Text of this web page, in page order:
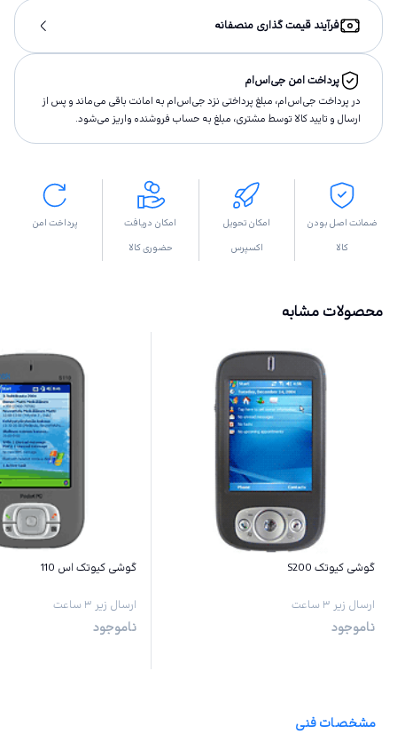
فرآیند قیمت گذاری منصفانه
پرداخت امن جی‌اس‌ام
در پرداخت جی‌اس‌ام، مبلغ پرداختى نزد جی‌اس‌ام به امانت باقى مى‌ماند و پس از
ارسال و تاييد كالا توسط مشتری، مبلغ به حساب فروشنده واريز مى‌شود.
ضمانت اصل بودن
کالا
امکان تحویل
اکسپرس
امکان دریافت
حضوری کالا
پرداخت امن
محصولات مشابه
گوشی کیوتک S200
ارسال زیر ۳ ساعت
ناموجود
گوشی کیوتک اس 110
ارسال زیر ۳ ساعت
ناموجود
مشخصات فنی